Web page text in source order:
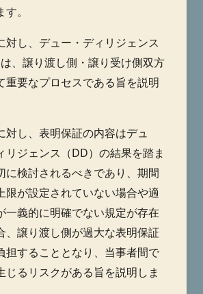
。
対し、デュー・ディリジェンス
は、譲り渡し側・譲り受け側双方
重要なプロセスである旨を説明
対し、表明保証の内容はデュ
リジェンス（DD）の結果を踏ま
に検討されるべきであり、期間
限が設定されていない場合や適
一義的に明確でない規定が存在
、譲り渡し側が過大な表明保証
担することとなり、当事者間で
じるリスクがある旨を説明しま